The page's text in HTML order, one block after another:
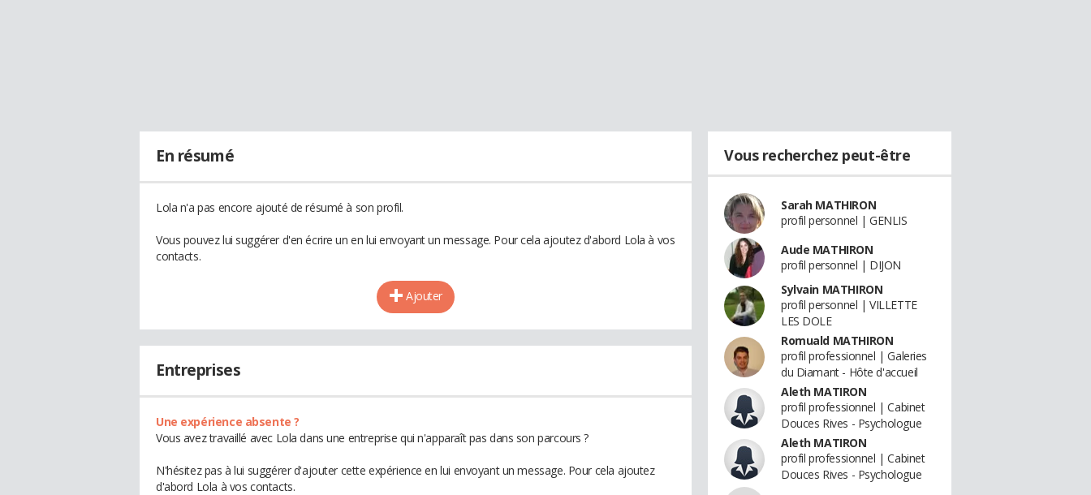
En résumé
Lola n'a pas encore ajouté de résumé à son profil.
Vous pouvez lui suggérer d'en écrire un en lui envoyant un message. Pour cela ajoutez d'abord Lola à vos
contacts.
Ajouter
Entreprises
Une expérience absente ?
Vous avez travaillé avec Lola dans une entreprise qui n'apparaît pas dans son parcours ?
N'hésitez pas à lui suggérer d'ajouter cette expérience en lui envoyant un message. Pour cela ajoutez
d'abord Lola à vos contacts.
Vous recherchez peut-être
Sarah MATHIRON
profil personnel | GENLIS
Aude MATHIRON
profil personnel | DIJON
Sylvain MATHIRON
profil personnel | VILLETTE
LES DOLE
Romuald MATHIRON
profil professionnel | Galeries
du Diamant - Hôte d'accueil
Aleth MATIRON
profil professionnel | Cabinet
Douces Rives - Psychologue
Aleth MATIRON
profil professionnel | Cabinet
Douces Rives - Psychologue